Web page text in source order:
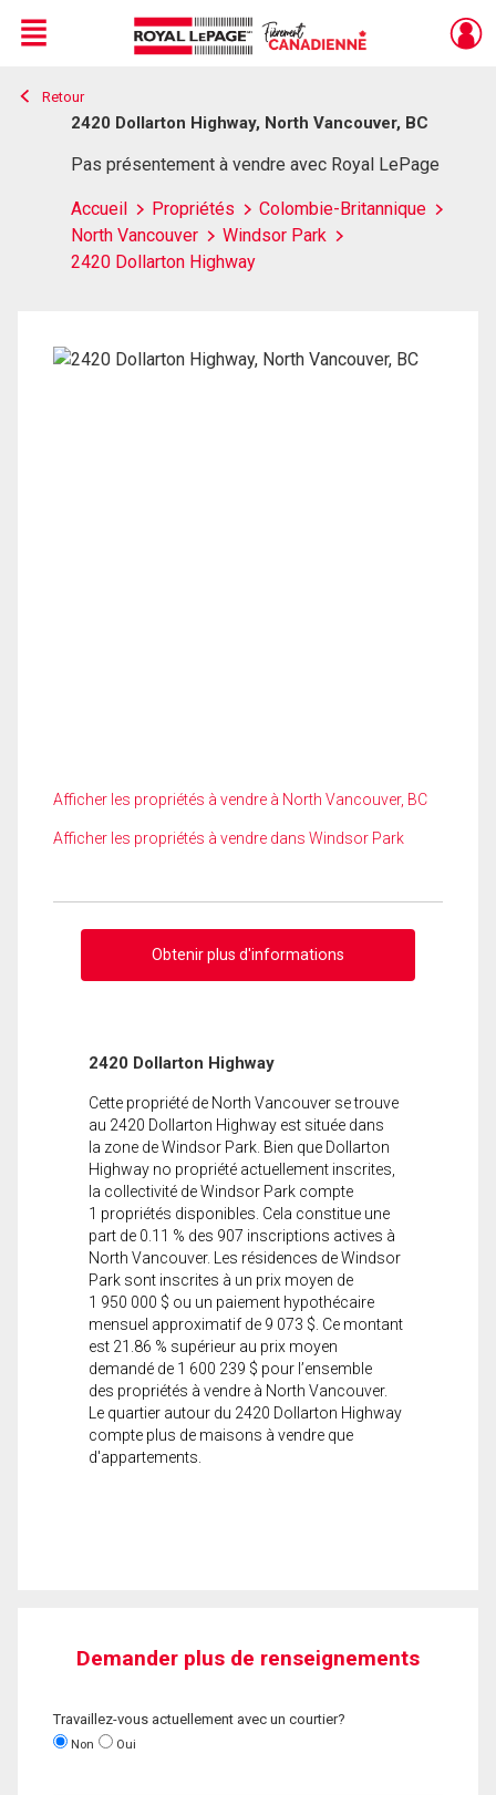
Live
En Direct
Menu
Retour
2420 Dollarton Highway, North Vancouver, BC
Pas présentement à vendre avec Royal LePage
Accueil Propriétés
Colombie-Britannique
North Vancouver
Windsor Park
2420 Dollarton Highway
Afficher les propriétés à vendre à North Vancouver, BC
Afficher les propriétés à vendre dans Windsor Park
Obtenir plus d'informations
2420 Dollarton Highway
Cette propriété de North Vancouver se trouve
au 2420 Dollarton Highway est située dans
la zone de Windsor Park. Bien que Dollarton
Highway no propriété actuellement inscrites,
la collectivité de Windsor Park compte
1 propriétés disponibles. Cela constitue une
part de 0.11 % des 907 inscriptions actives à
North Vancouver. Les résidences de Windsor
Park sont inscrites à un prix moyen de
1 950 000 $ ou un paiement hypothécaire
mensuel approximatif de 9 073 $. Ce montant
est 21.86 % supérieur au prix moyen
demandé de 1 600 239 $ pour l’ensemble
des propriétés à vendre à North Vancouver.
Le quartier autour du 2420 Dollarton Highway
compte plus de maisons à vendre que
d'appartements.
Demander plus de renseignements
Travaillez-vous actuellement avec un courtier?
Non Oui